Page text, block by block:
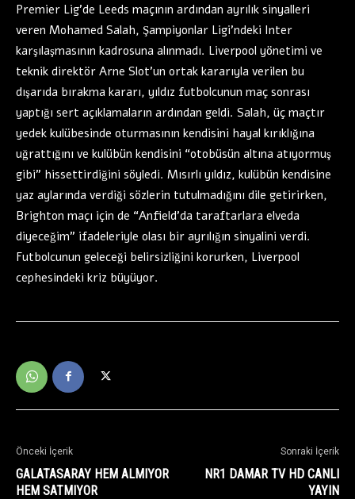
Premier Lig’de Leeds maçının ardından ayrılık sinyalleri
veren Mohamed Salah, Şampiyonlar Ligi’ndeki Inter
karşılaşmasının kadrosuna alınmadı. Liverpool yönetimi ve
teknik direktör Arne Slot’un ortak kararıyla verilen bu
dışarıda bırakma kararı, yıldız futbolcunun maç sonrası
yaptığı sert açıklamaların ardından geldi. Salah, üç maçtır
yedek kulübesinde oturmasının kendisini hayal kırıklığına
uğrattığını ve kulübün kendisini “otobüsün altına atıyormuş
gibi” hissettirdiğini söyledi. Mısırlı yıldız, kulübün kendisine
yaz aylarında verdiği sözlerin tutulmadığını dile getirirken,
Brighton maçı için de “Anfield’da taraftarlara elveda
diyeceğim” ifadeleriyle olası bir ayrılığın sinyalini verdi.
Futbolcunun geleceği belirsizliğini korurken, Liverpool
cephesindeki kriz büyüyor.
Önceki İçerik
GALATASARAY HEM ALMIYOR
HEM SATMIYOR
Sonraki İçerik
NR1 DAMAR TV HD CANLI
YAYIN